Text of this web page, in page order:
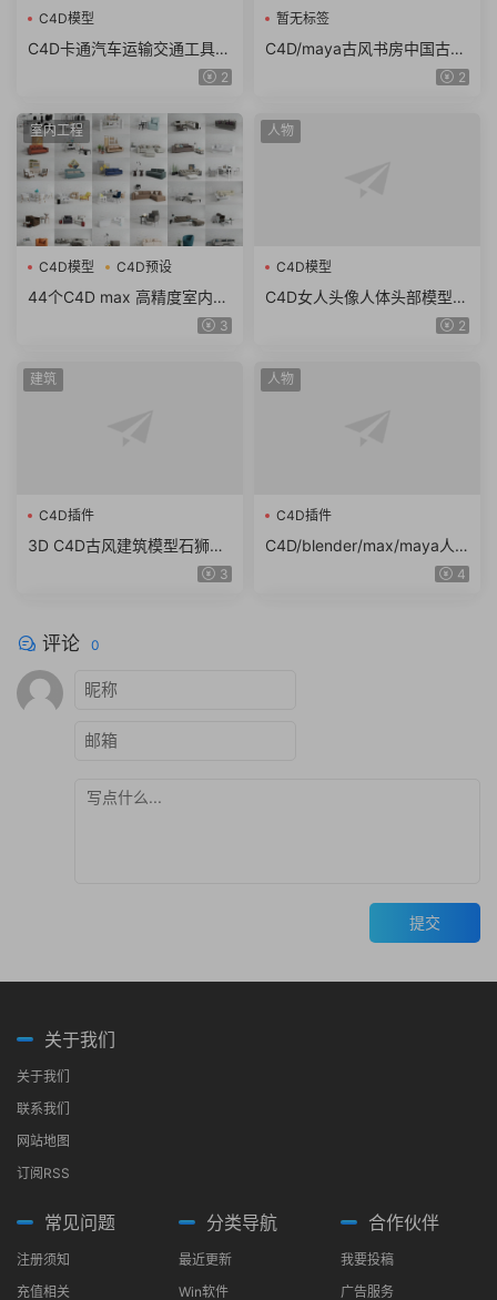
C4D模型
C4D卡通汽车运输交通工具警
车火车出租车blender fbx obj
2
暂无标签
C4D/maya古风书房中国古代
宫廷建筑maya三维古装剧场2
室内工程
C4D模型 C4D预设
44个C4D max 高精度室内沙
发模型创意场景3D模型室内3
人物
C4D模型
C4D女人头像人体头部模型建
模设计素材犀牛rhino max 32
建筑
C4D插件
3D C4D古风建筑模型石狮龙
斗篷石头酒壶木屐蟾蜍 obj z3
人物
C4D插件
C4D/blender/max/maya人
物头像男女亚洲人物模型素材
4
评论 0
提交
关于我们
关于我们
联系我们
网站地图
订阅RSS
常见问题
注册须知
充值相关
分类导航
最近更新
Win软件
合作伙伴
我要投稿
广告服务